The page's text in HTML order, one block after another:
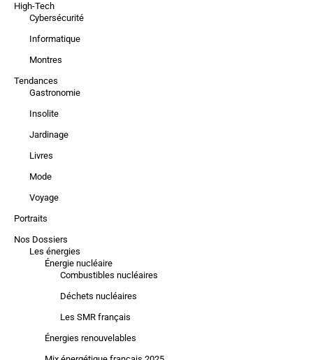
High-Tech
Cybersécurité
Informatique
Montres
Tendances
Gastronomie
Insolite
Jardinage
Livres
Mode
Voyage
Portraits
Nos Dossiers
Les énergies
Énergie nucléaire
Combustibles nucléaires
Déchets nucléaires
Les SMR français
Énergies renouvelables